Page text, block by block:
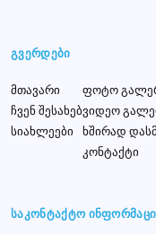
გვერდები
მთავარი
ჩვენ შესახებ
სიახლეები
ფოტო
ვიდეო
ხშირად
კონტაქტი
საკონტაქტო